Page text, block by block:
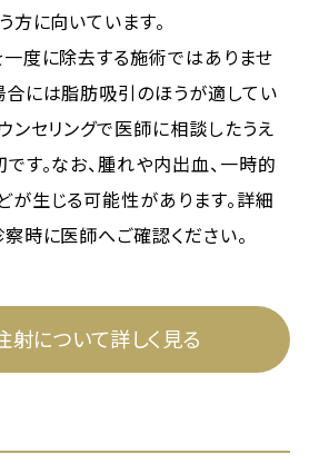
方に向いています。
度に除去する施術ではありませ
合には脂肪吸引のほうが適してい
ンセリングで医師に相談したうえ
す。なお、腫れや内出血、一時的
生じる可能性があります。詳細
時に医師へご確認ください。
射について詳しく見る